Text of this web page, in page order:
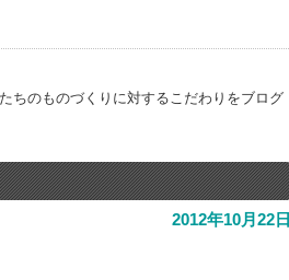
ちのものづくりに対するこだわりをブログ
2012年10月22日